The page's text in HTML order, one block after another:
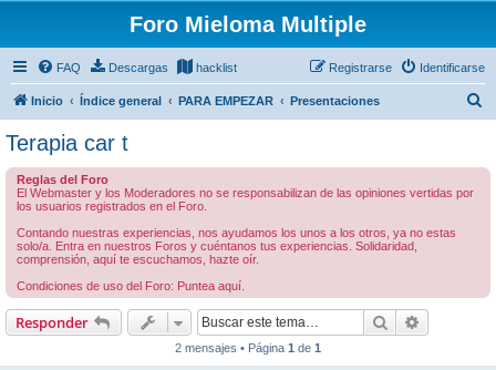
Foro Mieloma Multiple
FAQ Descargas hacklist Identificarse
Registrarse
Inicio Índice general PARA EMPEZAR Presentaciones
Terapia car t
Reglas del Foro
El Webmaster y los Moderadores no se responsabilizan de las opiniones vertidas por
los usuarios registrados en el Foro.
Contando nuestras experiencias, nos ayudamos los unos a los otros, ya no estas
solo/a. Entra en nuestros Foros y cuéntanos tus experiencias. Solidaridad,
comprensión, aquí te escuchamos, hazte oír.
Condiciones de uso del Foro: Puntea aquí.
Responder Buscar
2 mensajes • Página 1 de 1